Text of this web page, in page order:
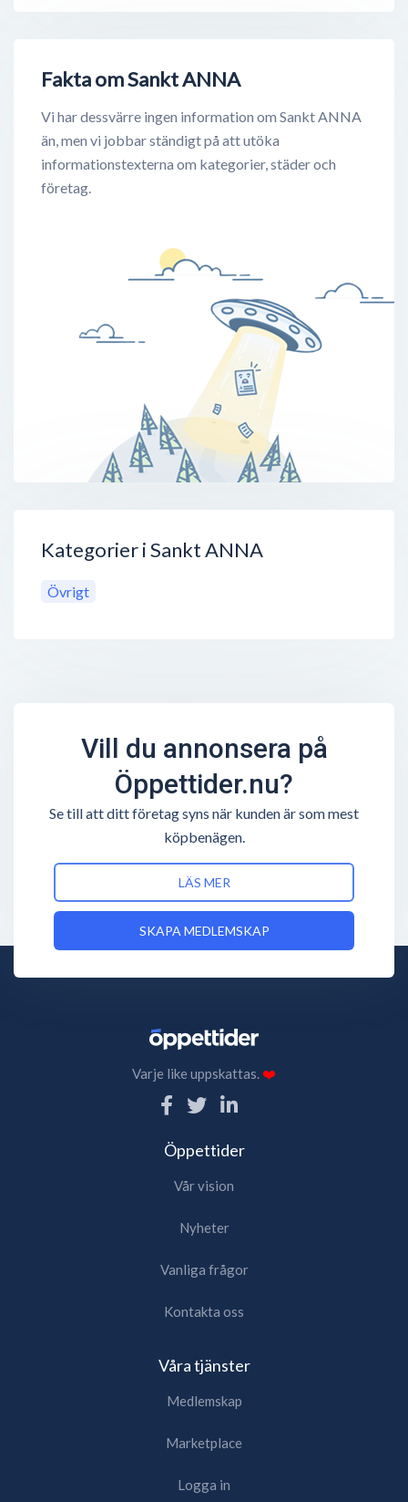
Fakta om Sankt ANNA
Vi har dessvärre ingen information om Sankt ANNA
än, men vi jobbar ständigt på att utöka
informationstexterna om kategorier, städer och
företag.
Kategorier i Sankt ANNA
Övrigt
Vill du annonsera på
Öppettider.nu?
Se till att ditt företag syns när kunden är som mest
köpbenägen.
LÄS MER
SKAPA MEDLEMSKAP
Varje like uppskattas.❤️
Öppettider
Vår vision
Nyheter
Vanliga frågor
Kontakta oss
Våra tjänster
Medlemskap
Marketplace
Logga in